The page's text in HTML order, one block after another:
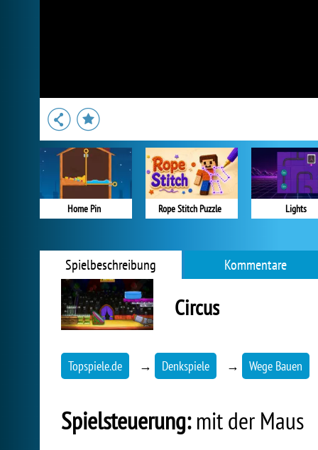
Home Pin Rope Stitch Puzzle Lights
Spielbeschreibung Kommentare
Circus
Topspiele.de → Denkspiele → Wege Bauen
Spielsteuerung:mit der Maus